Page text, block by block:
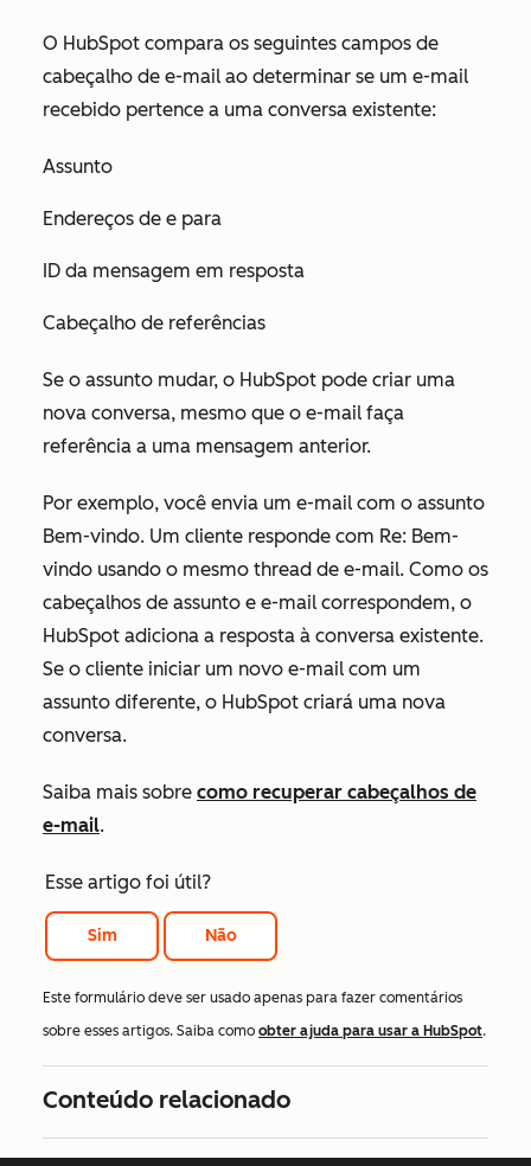
O HubSpot compara os seguintes campos de
cabeçalho de e-mail ao determinar se um e-mail
recebido pertence a uma conversa existente:
Assunto
Endereços de e para
ID da mensagem em resposta
Cabeçalho de referências
Se o assunto mudar, o HubSpot pode criar uma
nova conversa, mesmo que o e-mail faça
referência a uma mensagem anterior.
Por exemplo, você envia um e-mail com o assunto
Bem-vindo. Um cliente responde com Re: Bem-
vindo usando o mesmo thread de e-mail. Como os
cabeçalhos de assunto e e-mail correspondem, o
HubSpot adiciona a resposta à conversa existente.
Se o cliente iniciar um novo e-mail com um
assunto diferente, o HubSpot criará uma nova
conversa.
Saiba mais sobre como recuperar cabeçalhos de
e-mail.
Esse artigo foi útil?
Sim Não
Este formulário deve ser usado apenas para fazer comentários
sobre esses artigos. Saiba como obter ajuda para usar a HubSpot.
Conteúdo relacionado